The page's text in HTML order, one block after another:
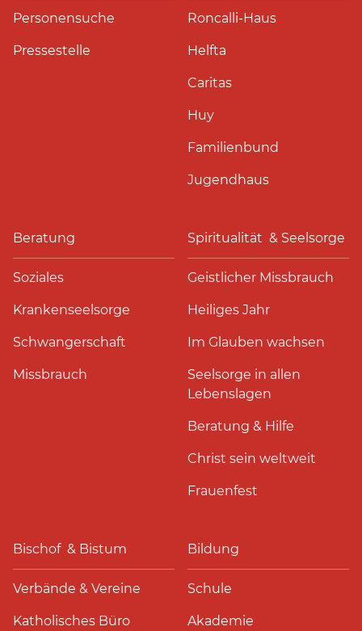
Personensuche
Pressestelle
Roncalli-Haus
Helfta
Caritas
Huy
Familienbund
Jugendhaus
Beratung
Soziales
Krankenseelsorge
Schwangerschaft
Missbrauch
Spiritualität & Seelsorge
Geistlicher Missbrauch
Heiliges Jahr
Im Glauben wachsen
Seelsorge in allen
Lebenslagen
Beratung & Hilfe
Christ sein weltweit
Frauenfest
Bischof & Bistum
Verbände & Vereine
Katholisches Büro
Bildung
Schule
Akademie